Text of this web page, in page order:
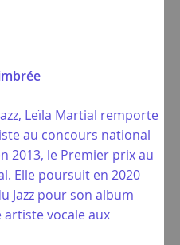
Leïla Martial remporte
au concours national
2013, le Premier prix au
Elle poursuit en 2020
Jazz pour son album
vocale aux